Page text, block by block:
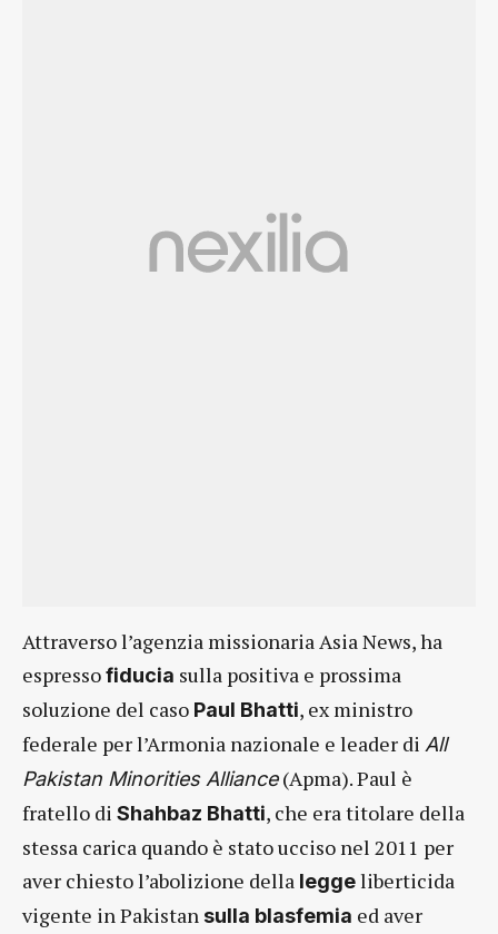
Attraverso l’agenzia missionaria Asia News, ha
espressofiducia sulla positiva e prossima
soluzione del caso Paul Bhatti, ex ministro
federale per l’Armonia nazionale e leader di All
Pakistan Minorities Alliance(Apma). Paul è
fratello di Shahbaz Bhatti, che era titolare della
stessa carica quando è stato ucciso nel 2011 per
aver chiesto l’abolizione della leggeliberticida
vigente in Pakistan sulla blasfemia ed aver